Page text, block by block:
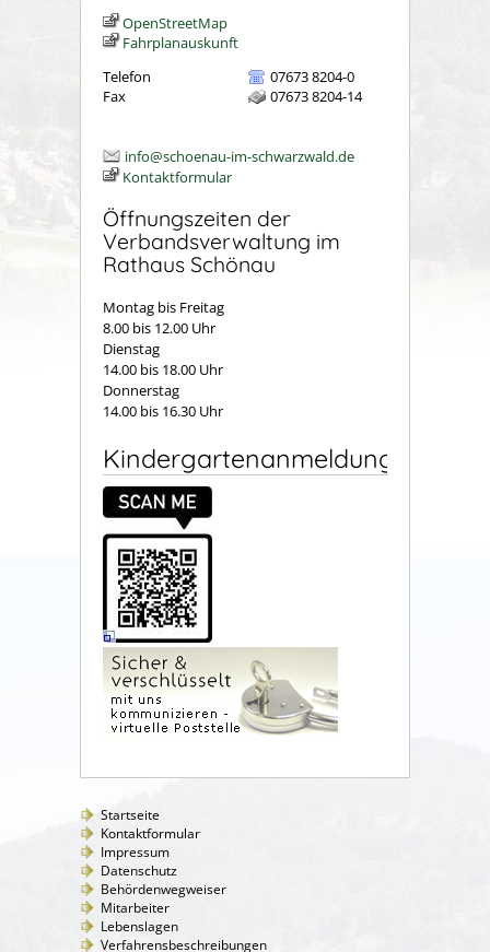
OpenStreetMap
Fahrplanauskunft
Telefon
07673 8204-0
Fax
07673 8204-14
info@schoenau-im-schwarzwald.de
Kontaktformular
Öffnungszeiten der
Verbandsverwaltung im
Rathaus Schönau
Montag bis Freitag
8.00 bis 12.00 Uhr
Dienstag
14.00 bis 18.00 Uhr
Donnerstag
14.00 bis 16.30 Uhr
Kindergartenanmeldung
Startseite
Kontaktformular
Impressum
Datenschutz
Behördenwegweiser
Mitarbeiter
Lebenslagen
Verfahrensbeschreibungen